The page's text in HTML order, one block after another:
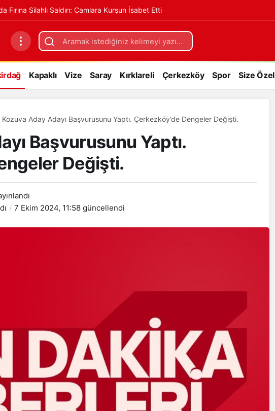
Fırına Silahlı Saldırı: Camlara Kurşun İsabet Etti
Kapaklı Vize Saray Kırklareli Çerkezköy Spor Size Özel
Kozuva Aday Adayı Başvurusunu Yaptı. Çerkezköy’de Dengeler Değişti.
Başvurusunu Yaptı.
Değişti.
7 Ekim 2024, 11:58 güncellendi
Yaptı. Çerkezköy’de Dengeler